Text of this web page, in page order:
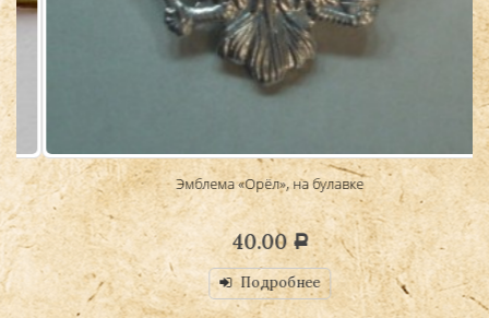
Эмблема «Орёл», на булавке
40.00Р
Подробнее